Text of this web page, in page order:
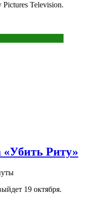
Pictures Television.
Риту»
19 октября.